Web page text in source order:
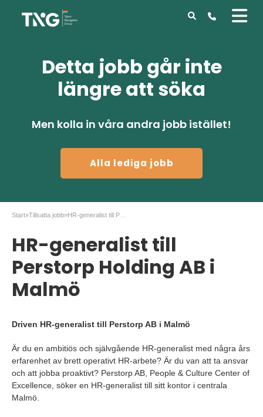
Detta jobb går inte
längre att söka
Men kolla in våra andra jobb istället!
Alla lediga jobb
Start»Tillsatta jobb»
HR-generalist till
Perstorp Holding AB i
Malmö
Driven HR-generalist till Perstorp AB i Malmö
Är du en ambitiös och självgående HR-generalist med några års
erfarenhet av brett operativt HR-arbete? Är du van att ta ansvar
och att jobba proaktivt? Perstorp AB, People & Culture Center of
Excellence, söker en HR-generalist till sitt kontor i centrala
Malmö.